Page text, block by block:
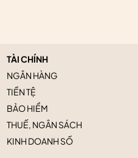
TÀI CHÍNH
NGÂN HÀNG
TIỀN TỆ
BẢO HIỂM
THUẾ, NGÂN SÁCH
KINH DOANH SỐ